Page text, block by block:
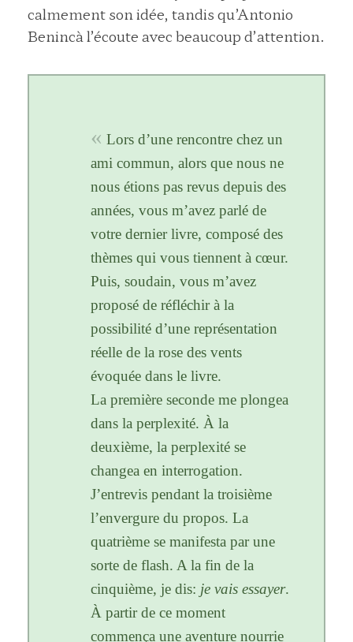
calmement son idée, tandis qu’Antonio
Benincà l’écoute avec beaucoup d’attention.
Lors d’une rencontre chez un
ami commun, alors que nous ne
nous étions pas revus depuis des
années, vous m’avez parlé de
votre dernier livre, composé des
thèmes qui vous tiennent à cœur.
Puis, soudain, vous m’avez
proposé de réfléchir à la
possibilité d’une représentation
réelle de la rose des vents
évoquée dans le livre.
La première seconde me plongea
dans la perplexité. À la
deuxième, la perplexité se
changea en interrogation.
J’entrevis pendant la troisième
l’envergure du propos. La
quatrième se manifesta par une
sorte de flash. A la fin de la
cinquième, je dis: je vais essayer.
À partir de ce moment
commença une aventure nourrie